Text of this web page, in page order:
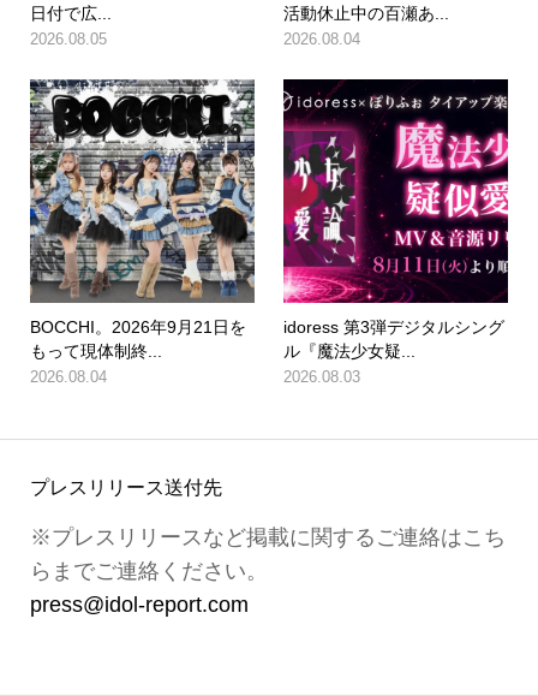
日付で広...
2026.08.05
活動休止中の百瀬あ...
2026.08.04
BOCCHI。2026年9月21日を
もって現体制終...
2026.08.04
idoress 第3弾デジタルシング
ル『魔法少女疑...
2026.08.03
プレスリリース送付先
※プレスリリースなど掲載に関するご連絡はこち
らまでご連絡ください。
press@idol-report.com